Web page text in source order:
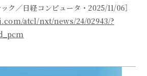
ク／日経コンピュータ・2025/11/06］
atcl/nxt/news/24/02943/?